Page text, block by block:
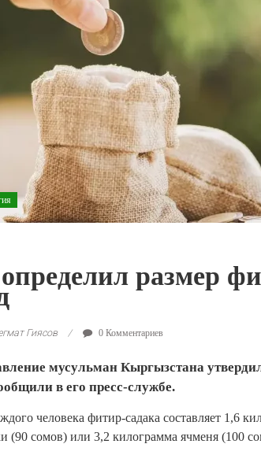
размер
Гиясов 0 Комментариев
мусульман Кыргызстана
в его пресс-службе.
человека фитир-садака составляет 1,6
(90 сомов) или 3,2 килограмма ячменя (100